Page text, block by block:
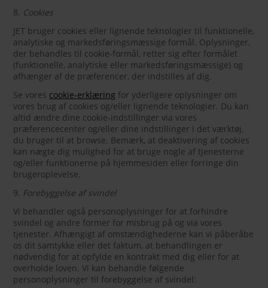
8. Cookies
JET bruger cookies eller lignende teknologier til funktionelle,
analytiske og markedsføringsmæssige formål. Oplysninger,
der behandles til cookie-formål, retter sig efter formålet
(funktionelle, analytiske eller markedsføringsmæssige) og
afhænger af de præferencer, der indstilles af dig.
Se vores cookie-erklæring for yderligere oplysninger om
vores brug af cookies og/eller lignende teknologier. Du kan
altid ændre dine cookie-indstillinger via vores
præferencecenter og/eller dine indstillinger i det værktøj,
du bruger til at browse. Bemærk, at deaktivering af cookies
kan nægte dig mulighed for at bruge nogle af tjenesterne
og/eller funktionerne på hjemmesiden eller forringe din
brugeroplevelse.
9. Forebyggelse af svindel
Vi behandler også personoplysninger for at forhindre
svindel og andre former for misbrug på og via vores
tjenester. Afhængigt af omstændighederne kan vi påberåbe
os dit samtykke eller det faktum, at behandlingen er
nødvendig for at opfylde en kontrakt med dig eller for at
overholde loven. Vi kan behandle følgende
personoplysninger til forebyggelse af svindel: